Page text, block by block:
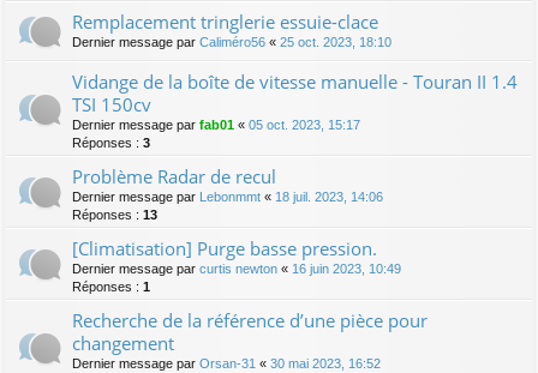
Remplacement tringlerie essuie-clace
Dernier message par Caliméro56 « 25 oct. 2023, 18:10
Vidange de la boîte de vitesse manuelle - Touran II 1.4
TSI 150cv
Dernier message par fab01 « 05 oct. 2023, 15:17
Réponses : 3
Problème Radar de recul
Dernier message par Lebonmmt « 18 juil. 2023, 14:06
Réponses : 13
[Climatisation] Purge basse pression.
Dernier message par curtis newton « 16 juin 2023, 10:49
Réponses : 1
Recherche de la référence d’une pièce pour
changement
Dernier message par Orsan-31 « 30 mai 2023, 16:52